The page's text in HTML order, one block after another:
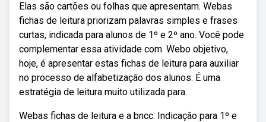
Elas são cartões ou folhas que apresentam. Webas
fichas de leitura priorizam palavras simples e frases
curtas, indicada para alunos de 1º e 2º ano. Você pode
complementar essa atividade com. Webo objetivo,
hoje, é apresentar estas fichas de leitura para auxiliar
no processo de alfabetização dos alunos. É uma
estratégia de leitura muito utilizada para.
Webas fichas de leitura e a bncc: Indicação para 1º e